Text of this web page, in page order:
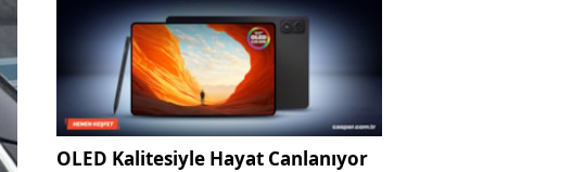
OLED Kalitesiyle Hayat Canlanıyor